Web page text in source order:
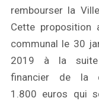
rembourser la
Cette proposition
communal le 30
2019 à la suite
financier de la
1.800 euros qui